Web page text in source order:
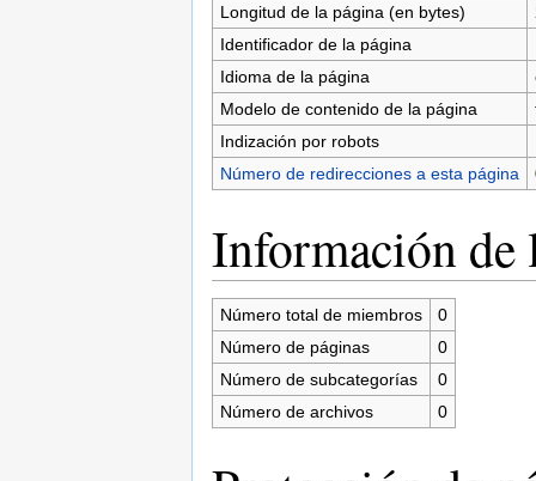
Longitud de la página (en bytes)
Identificador de la página
Idioma de la página
Modelo de contenido de la página
Indización por robots
Número de redirecciones a esta página
Información de
Número total de miembros
0
Número de páginas
0
Número de subcategorías
0
Número de archivos
0